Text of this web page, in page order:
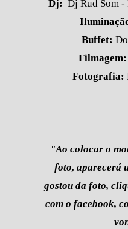
Dj: Dj Rud Som -
Buffet:
Filmagem:
Fotografia:
"Ao colocar o
foto, aparecerá
gostou da foto,
com o facebook,